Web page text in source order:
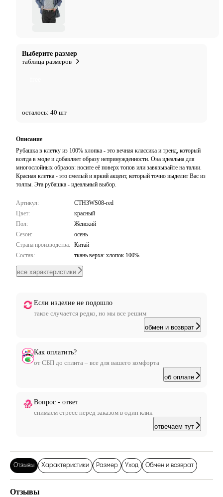
Выберите размер
таблица размеров
осталось: 40 шт
Описание
Рубашка в клетку из 100% хлопка - это вечная классика и тренд, который
всегда в моде и добавляет образу непринужденности. Она идеальна для
многослойных образов: носите её поверх топов или завязывайте на талии.
Красная клетка - это смелый и яркий акцент, который точно выделит Вас из
толпы. Эта рубашка - идеальный выбор.
Артикул:
CTH3WS08-red
Цвет:
красный
Пол:
Женский
Сезон:
осень
Страна производства: Китай
Состав:
ткань верха: хлопок 100%
все характеристики
Если изделие не подошло
такое случается редко, но мы все решим
обмен и возврат
Как оплатить?
от СБП до сплита – все для вашего комфорта
об оплате
Вопрос - ответ
снимаем стресс перед заказом в один клик
отвечаем тут
Отзывы Характеристики Размер Уход Обмен и возврат
Отзывы